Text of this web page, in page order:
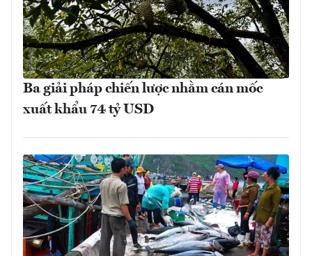
Ba giải pháp chiến lược nhằm cán mốc
xuất khẩu 74 tỷ USD